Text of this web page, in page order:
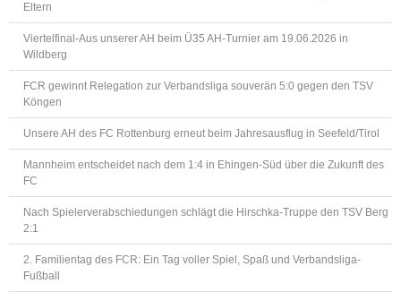
Eltern
Viertelfinal-Aus unserer AH beim Ü35 AH-Turnier am 19.06.2026 in
Wildberg
FCR gewinnt Relegation zur Verbandsliga souverän 5:0 gegen den TSV
Köngen
Unsere AH des FC Rottenburg erneut beim Jahresausflug in Seefeld/Tirol
Mannheim entscheidet nach dem 1:4 in Ehingen-Süd über die Zukunft des
FC
Nach Spielerverabschiedungen schlägt die Hirschka-Truppe den TSV Berg
2:1
2. Familientag des FCR: Ein Tag voller Spiel, Spaß und Verbandsliga-
Fußball